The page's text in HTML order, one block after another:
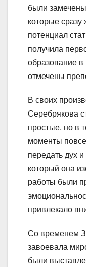
были
которые сразу
потенциал
получила
образование
отмечены
В своих
Серебрякова
простые, но в
моменты
передать дух
который она
работы были
привлекало
Со временем
завоевала
были